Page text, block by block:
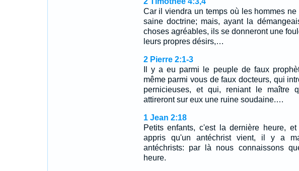
Car il viendra un temps où les hommes ne
saine doctrine; mais, ayant la
choses agréables, ils se donneront une
leurs propres désirs,…
2 Pierre 2:1-3
Il y a eu parmi le peuple de faux
même parmi vous de faux docteurs, qui
pernicieuses, et qui, reniant le maître
attireront sur eux une ruine soudaine.…
1 Jean 2:18
Petits enfants, c'est la dernière heure,
appris qu'un antéchrist vient, il y a
antéchrists: par là nous connaissons
heure.